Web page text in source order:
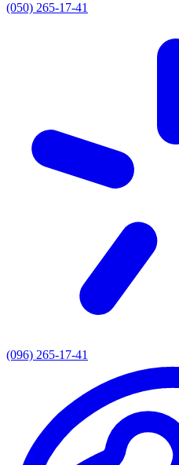
(050) 265-17-41
(096) 265-17-41